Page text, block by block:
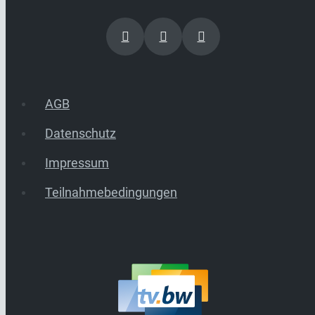
AGB
Datenschutz
Impressum
Teilnahmebedingungen